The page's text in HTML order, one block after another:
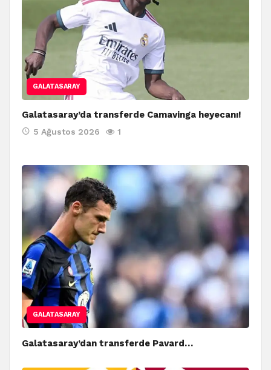
GALATASARAY
Galatasaray’da transferde Camavinga heyecanı!
5 Ağustos 2026 1
GALATASARAY
Galatasaray’dan transferde Pavard…